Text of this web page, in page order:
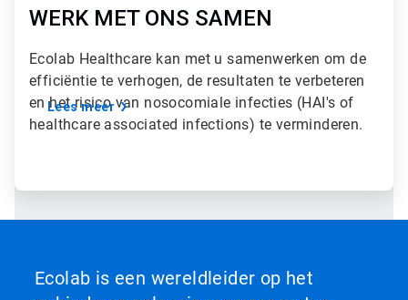
WERK MET ONS SAMEN
Ecolab Healthcare kan met u samenwerken om de
efficiëntie te verhogen, de resultaten te verbeteren
en het risico van nosocomiale infecties (HAI's of
healthcare associated infections) te verminderen.
Lees meer
Ecolab is een wereldleider op het